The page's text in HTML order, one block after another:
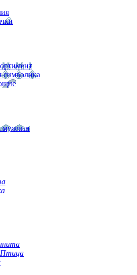
символика
мужчин
Птица